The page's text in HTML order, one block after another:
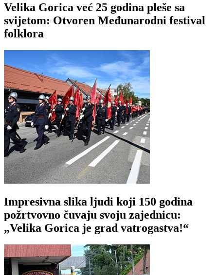
Velika Gorica već 25 godina pleše sa
svijetom: Otvoren Međunarodni festival
folklora
Impresivna slika ljudi koji 150 godina
požrtvovno čuvaju svoju zajednicu:
„Velika Gorica je grad vatrogastva!“